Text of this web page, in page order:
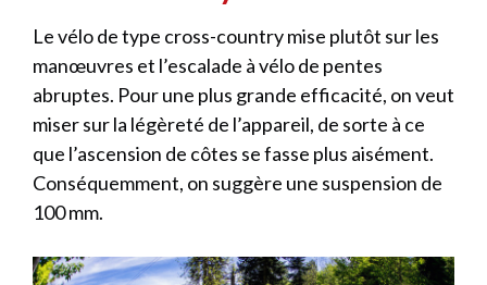
Le vélo de type cross-country mise plutôt sur les
manœuvres et l’escalade à vélo de pentes
abruptes. Pour une plus grande efficacité, on veut
miser sur la légèreté de l’appareil, de sorte à ce
que l’ascension de côtes se fasse plus aisément.
Conséquemment, on suggère une suspension de
100 mm.